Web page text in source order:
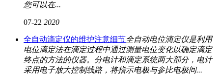
您可以在...
07-22 2020
全自动滴定仪的维护注意细节全自动电位滴定仪是利用
电位滴定法在滴定过程中通过测量电位变化以确定滴定
终点的方法的仪器。分电计和滴定系统两大部分，电计
采用电子放大控制线路，将指示电极与参比电极间...